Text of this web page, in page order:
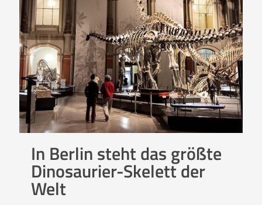
In Berlin steht das größte
Dinosaurier-Skelett der
Welt